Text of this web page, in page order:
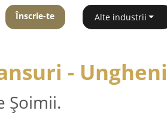
Înscrie-te Alte industrii
- Ungheni
Șoimii.